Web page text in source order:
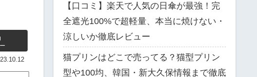
【口コミ】楽天で人気の日傘が最強！完
全遮光100%で超軽量、本当に焼けない・
涼しいか徹底レビュー
猫プリンはどこで売ってる？猫型プリン
型や100均、韓国・新大久保情報まで徹底